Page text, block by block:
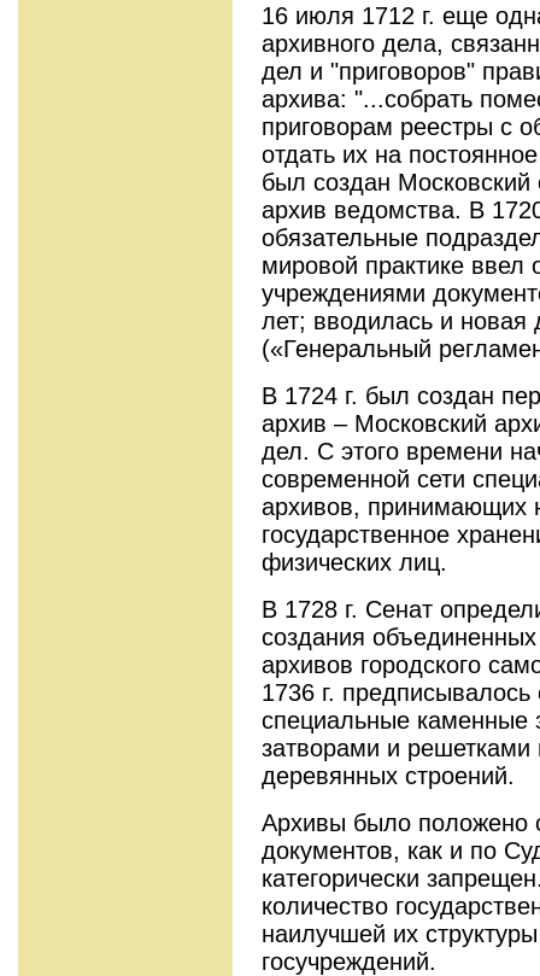
16 июля 1712 г. еще
архивного дела,
дел и "приговоров"
архива: "...собрать
приговорам реестры с
отдать их на
был создан Московский
архив ведомства. В
обязательные
мировой практике ввел
учреждениями
лет; вводилась и новая
(«Генеральный
В 1724 г. был создан
архив – Московский
дел. С этого времени
современной сети
архивов, принимающих
государственное
физических лиц.
В 1728 г. Сенат
создания
архивов городского
1736 г.
специальные каменные
затворами и решетками
деревянных строений.
Архивы было положено
документов, как и по
категорически
количество
наилучшей их
госучреждений.